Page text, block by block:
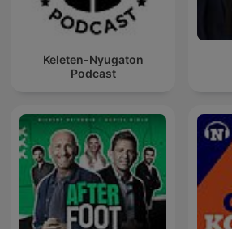
Keleten-Nyugaton
Podcast